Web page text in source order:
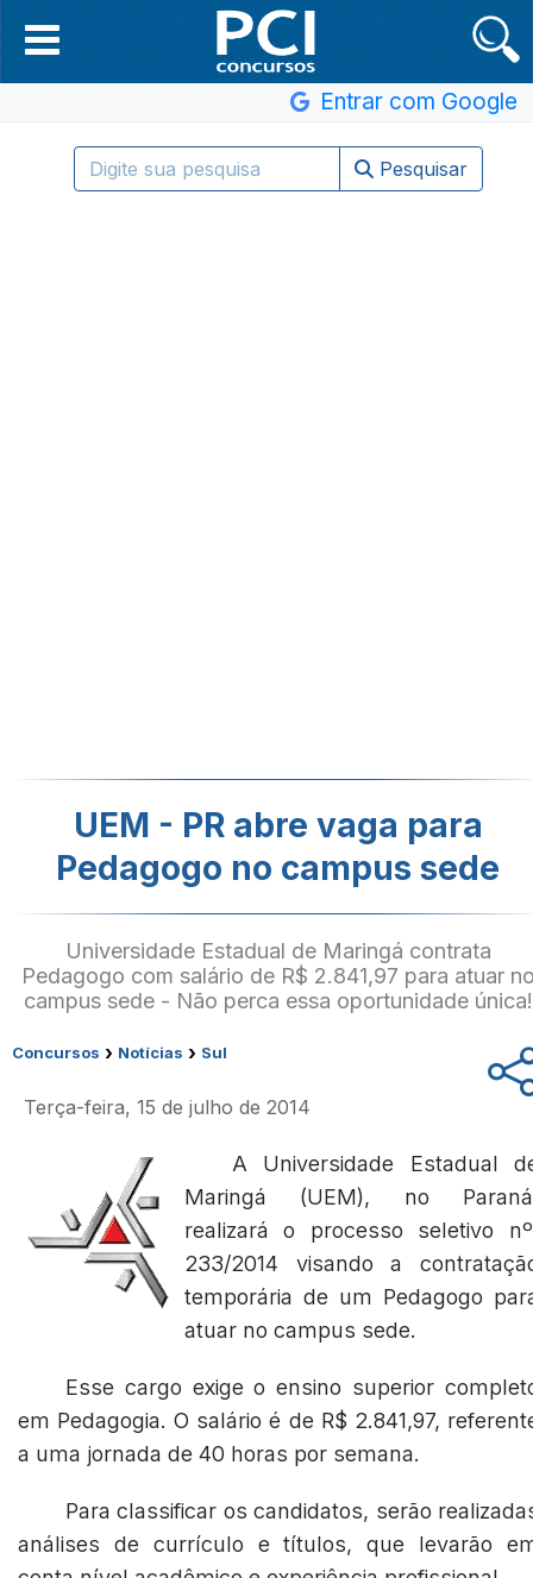
Entrar com Google
Pesquisar
UEM - PR abre vaga para
Pedagogo no campus sede
Universidade Estadual de Maringá contrata
Pedagogo com salário de R$ 2.841,97 para atuar
campus sede - Não perca essa oportunidade única!
Concursos › Notícias › Sul
Terça-feira, 15 de julho de 2014
A Universidade Estadual
Maringá (UEM), no
realizará o processo seletivo
233/2014 visando a
temporária de um Pedagogo
atuar no campus sede.
Esse cargo exige o ensino superior
em Pedagogia. O salário é de R$ 2.841,97,
a uma jornada de 40 horas por semana.
Para classificar os candidatos, serão
análises de currículo e títulos, que levarão